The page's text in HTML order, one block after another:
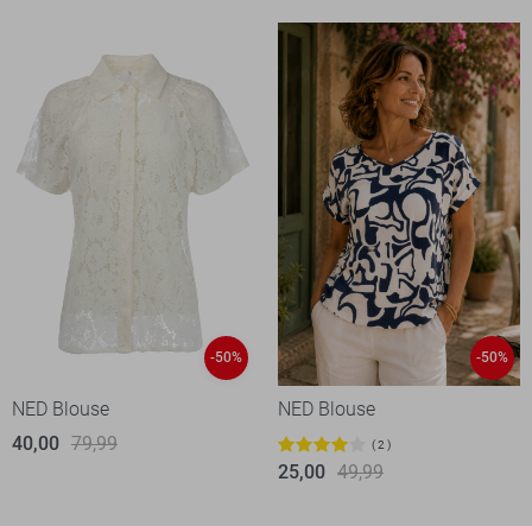
-50%
NED Blouse
40,00 79,99
-50%
NED Blouse
2
25,00 49,99